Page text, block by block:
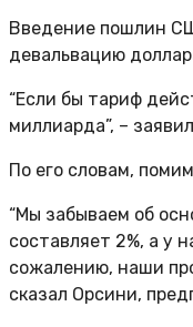
Введение пошлин
девальвацию
“Если бы тариф
миллиарда”, –
По его словам,
“Мы забываем об
составляет 2%, а у
сожалению, наши
сказал Орсини,